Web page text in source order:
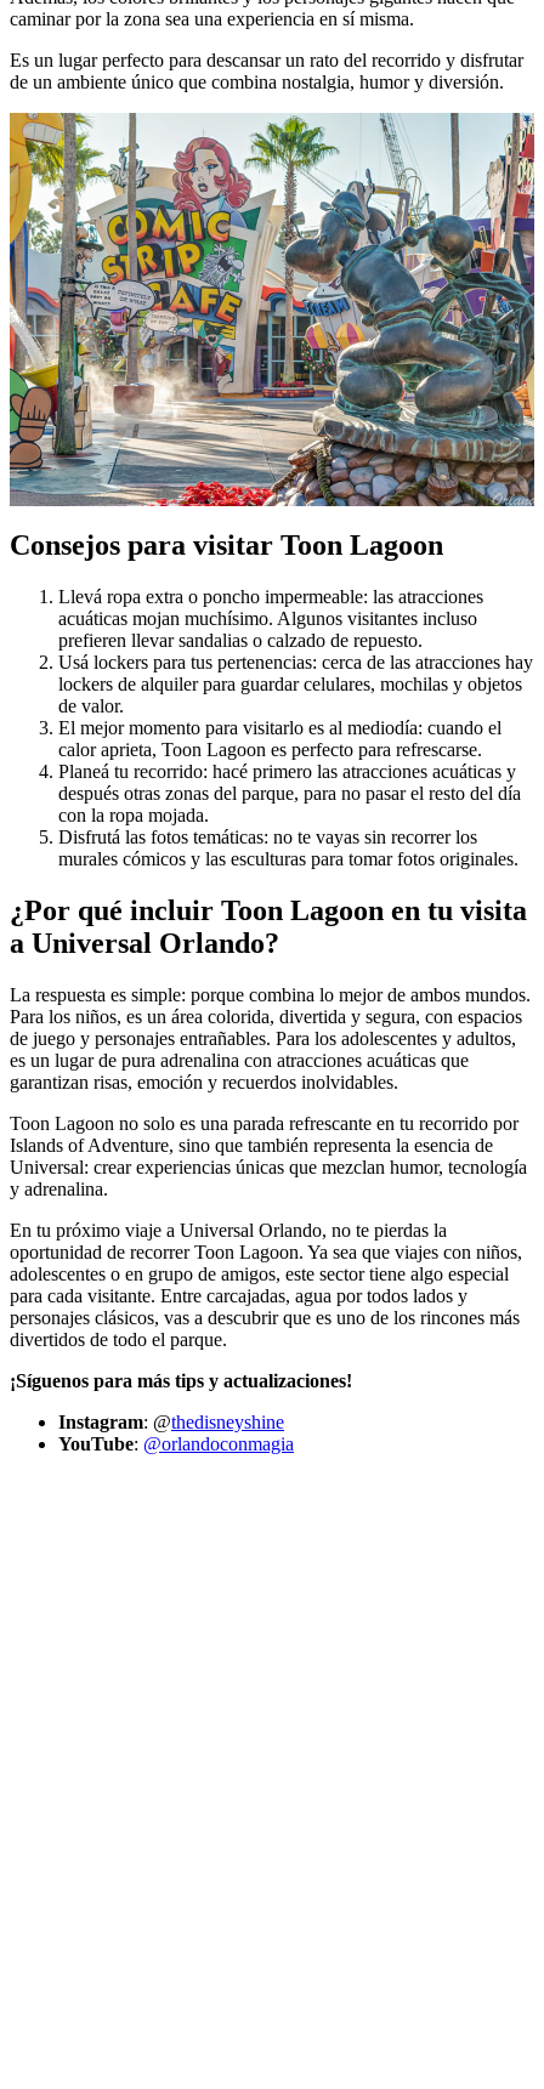
caminar por la zona sea una experiencia en sí misma.
Es un lugar perfecto para descansar un rato del recorrido y disfrutar
de un ambiente único que combina nostalgia, humor y diversión.
Consejos para visitar Toon Lagoon
Llevá ropa extra o poncho impermeable: las atracciones
acuáticas mojan muchísimo. Algunos visitantes incluso
prefieren llevar sandalias o calzado de repuesto.
Usá lockers para tus pertenencias: cerca de las atracciones hay
lockers de alquiler para guardar celulares, mochilas y objetos
de valor.
El mejor momento para visitarlo es al mediodía: cuando el
calor aprieta, Toon Lagoon es perfecto para refrescarse.
Planeá tu recorrido: hacé primero las atracciones acuáticas y
después otras zonas del parque, para no pasar el resto del día
con la ropa mojada.
Disfrutá las fotos temáticas: no te vayas sin recorrer los
murales cómicos y las esculturas para tomar fotos originales.
¿Por qué incluir Toon Lagoon en tu visita
a Universal Orlando?
La respuesta es simple: porque combina lo mejor de ambos mundos.
Para los niños, es un área colorida, divertida y segura, con espacios
de juego y personajes entrañables. Para los adolescentes y adultos,
es un lugar de pura adrenalina con atracciones acuáticas que
garantizan risas, emoción y recuerdos inolvidables.
Toon Lagoon no solo es una parada refrescante en tu recorrido por
Islands of Adventure, sino que también representa la esencia de
Universal: crear experiencias únicas que mezclan humor, tecnología
y adrenalina.
En tu próximo viaje a Universal Orlando, no te pierdas la
oportunidad de recorrer Toon Lagoon. Ya sea que viajes con niños,
adolescentes o en grupo de amigos, este sector tiene algo especial
para cada visitante. Entre carcajadas, agua por todos lados y
personajes clásicos, vas a descubrir que es uno de los rincones más
divertidos de todo el parque.
¡Síguenos para más tips y actualizaciones!
Instagram: @thedisneyshine
YouTube: @orlandoconmagia